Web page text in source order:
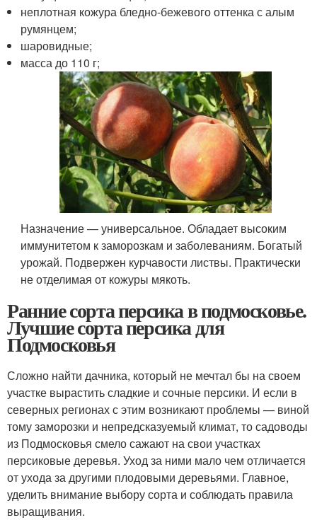
неплотная кожура бледно-бежевого оттенка с алым
румянцем;
шаровидные;
масса до 110 г;
Назначение — универсальное. Обладает высоким
иммунитетом к заморозкам и заболеваниям. Богатый
урожай. Подвержен курчавости листвы. Практически
не отделимая от кожуры мякоть.
Ранние сорта персика в подмосковье.
Лучшие сорта персика для
Подмосковья
Сложно найти дачника, который не мечтал бы на своем
участке вырастить сладкие и сочные персики. И если в
северных регионах с этим возникают проблемы — виной
тому заморозки и непредсказуемый климат, то садоводы
из Подмосковья смело сажают на свои участках
персиковые деревья. Уход за ними мало чем отличается
от ухода за другими плодовыми деревьями. Главное,
уделить внимание выбору сорта и соблюдать правила
выращивания.